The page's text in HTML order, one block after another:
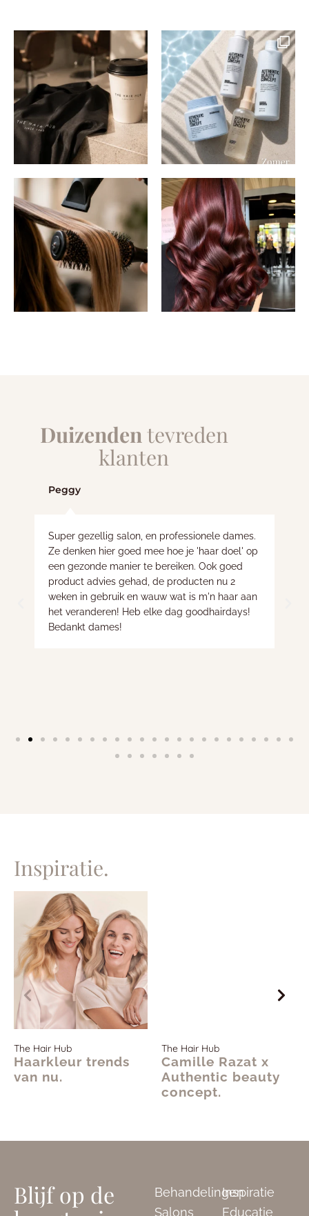
Duizendentevreden
klanten
Super gezellig salon, en professionele dames.
Ze denken hier goed mee hoe je 'haar doel' op
een gezonde manier te bereiken. Ook goed
product advies gehad, de producten nu 2
weken in gebruik en wauw wat is m'n haar aan
het veranderen! Heb elke dag goodhairdays!
Bedankt dames!
Peggy
Inspiratie.
The Hair Hub
Haarkleur trends
van nu.
The Hair Hub
Camille Razat x
Authentic beauty
concept.
Blijf op de
Behandelingen
Salons
Inspiratie
Educatie